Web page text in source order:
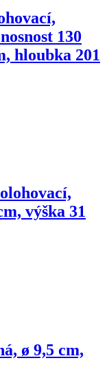
130
hloubka 201
výška 31
ø 9,5 cm,